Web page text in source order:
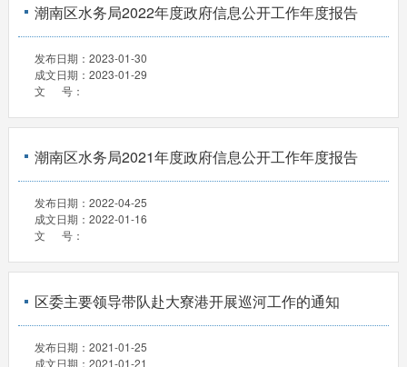
潮南区水务局2022年度政府信息公开工作年度报告
发布日期： 2023-01-30
成文日期： 2023-01-29
文 号：
潮南区水务局2021年度政府信息公开工作年度报告
发布日期： 2022-04-25
成文日期： 2022-01-16
文 号：
区委主要领导带队赴大寮港开展巡河工作的通知
发布日期： 2021-01-25
成文日期： 2021-01-21